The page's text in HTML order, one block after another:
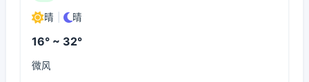
晴 晴
16° ~ 32°
微风